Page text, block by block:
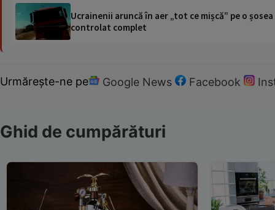
Ucrainenii aruncă în aer „tot ce mișcă” pe o
controlat complet
Urmărește-ne pe Google News Facebook
Ghid de cumpărături